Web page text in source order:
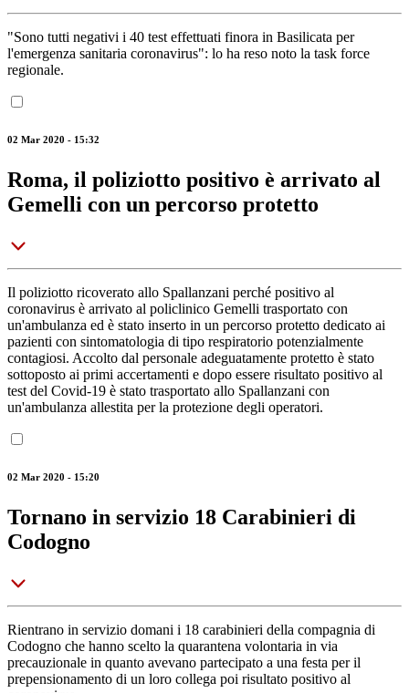
"Sono tutti negativi i 40 test effettuati finora in Basilicata per
l'emergenza sanitaria coronavirus": lo ha reso noto la task force
regionale.
02 Mar 2020 - 15:32
Roma, il poliziotto positivo è arrivato al
Gemelli con un percorso protetto
Il poliziotto ricoverato allo Spallanzani perché positivo al
coronavirus è arrivato al policlinico Gemelli trasportato con
un'ambulanza ed è stato inserto in un percorso protetto dedicato ai
pazienti con sintomatologia di tipo respiratorio potenzialmente
contagiosi. Accolto dal personale adeguatamente protetto è stato
sottoposto ai primi accertamenti e dopo essere risultato positivo al
test del Covid-19 è stato trasportato allo Spallanzani con
un'ambulanza allestita per la protezione degli operatori.
02 Mar 2020 - 15:20
Tornano in servizio 18 Carabinieri di
Codogno
Rientrano in servizio domani i 18 carabinieri della compagnia di
Codogno che hanno scelto la quarantena volontaria in via
precauzionale in quanto avevano partecipato a una festa per il
prepensionamento di un loro collega poi risultato positivo al